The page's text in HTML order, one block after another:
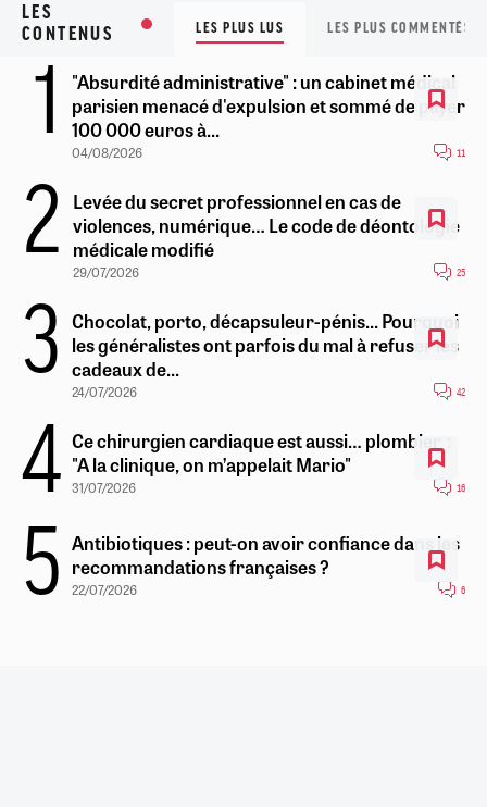
LES
CONTENUS
LES PLUS LUS LES PLUS COMMENTÉS
"Absurdité administrative" : un cabinet médical
parisien menacé d'expulsion et sommé de payer
100 000 euros à...
04/08/2026 11
Levée du secret professionnel en cas de
violences, numérique… Le code de déontologie
médicale modifié
29/07/2026 25
Chocolat, porto, décapsuleur-pénis... Pourquoi
les généralistes ont parfois du mal à refuser les
cadeaux de...
24/07/2026 42
Ce chirurgien cardiaque est aussi… plombier :
"A la clinique, on m’appelait Mario"
31/07/2026 16
Antibiotiques : peut-on avoir confiance dans les
recommandations françaises ?
22/07/2026 6